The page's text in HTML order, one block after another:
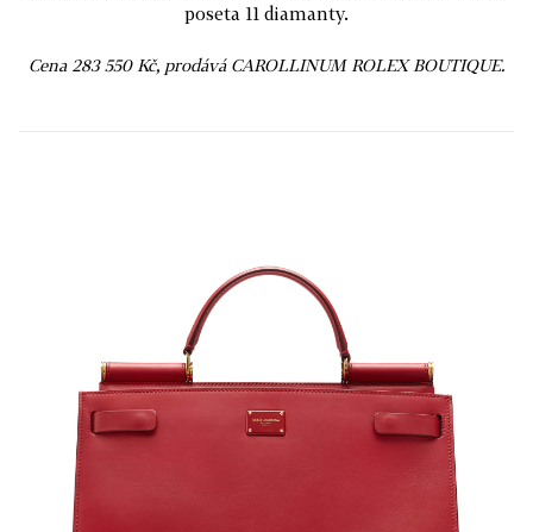
poseta 11 diamanty.
Cena 283 550 Kč, prodává CAROLLINUM ROLEX BOUTIQUE.